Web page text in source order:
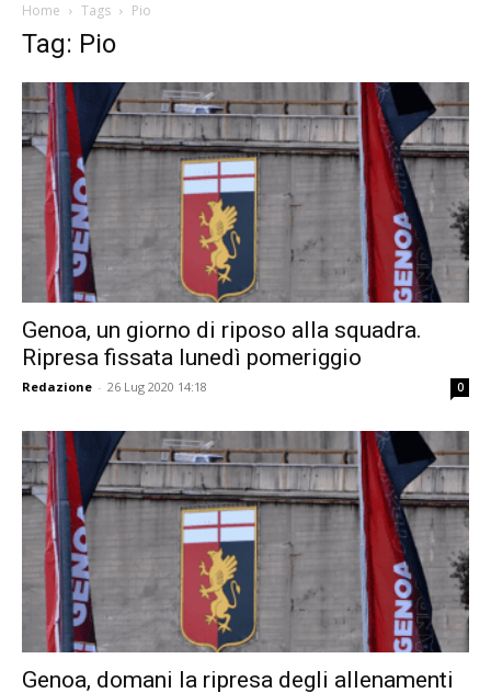
Home Tags Pio
Tag: Pio
Genoa, un giorno di riposo alla squadra.
Ripresa fissata lunedì pomeriggio
Redazione - 26 Lug 2020 14:18 0
Genoa, domani la ripresa degli allenamenti